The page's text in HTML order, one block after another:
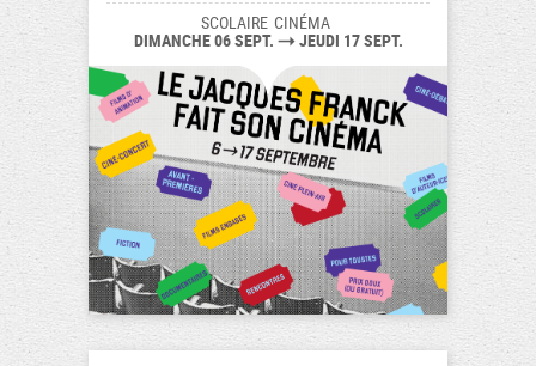
SCOLAIRE CINÉMA
DIMANCHE 06 SEPT. JEUDI 17 SEPT.